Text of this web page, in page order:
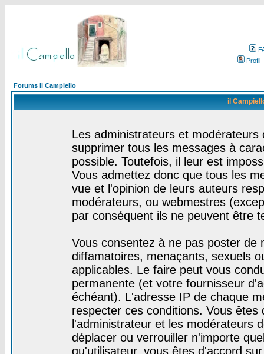
Profil
Forums il Campiello
il
Les administrateurs et
supprimer tous les messages à
possible. Toutefois, il leur est
Vous admettez donc que tous les
vue et l'opinion de leurs auteurs
modérateurs, ou webmestres
par conséquent ils ne peuvent être
Vous consentez à ne pas poster de
diffamatoires, menaçants, sexuels
applicables. Le faire peut vous
permanente (et votre fournisseur
échéant). L'adresse IP de chaque
respecter ces conditions. Vous
l'administrateur et les modérateurs
déplacer ou verrouiller n'importe
qu'utilisateur, vous êtes d'accord